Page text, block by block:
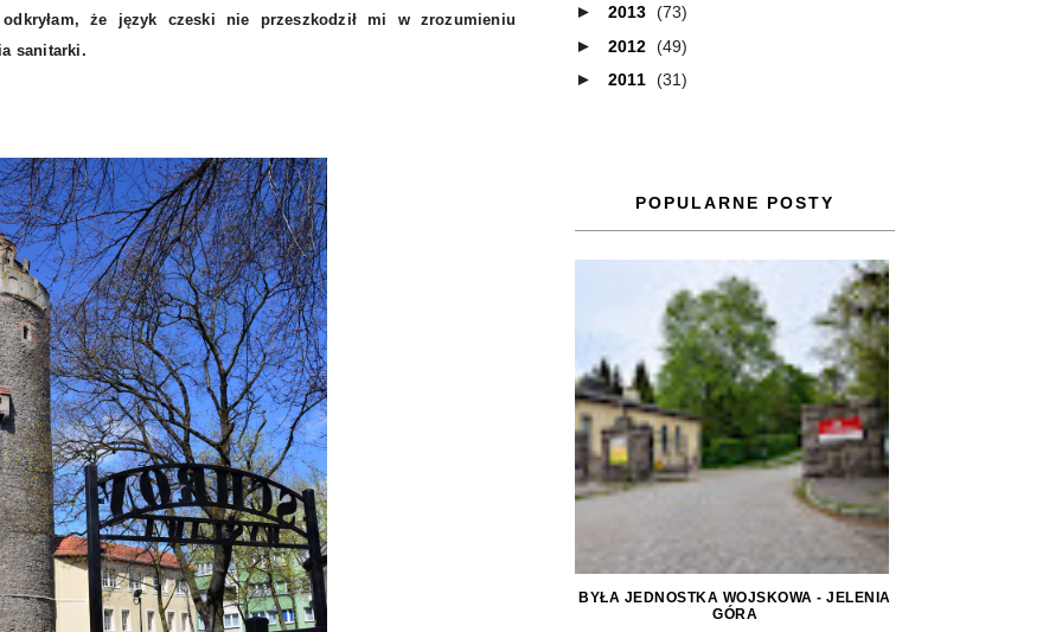
że język czeski nie przeszkodził mi w zrozumieniu
sanitarki.
► 2013 (73)
► 2012 (49)
► 2011 (31)
POPULARNE POSTY
BYŁA JEDNOSTKA WOJSKOWA - JELENIA
GÓRA